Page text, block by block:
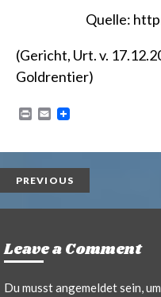
Quelle:
(Gericht, Urt. v.
Goldrentier)
P
n
t
E
i
l
PREVIOUS
Leave a Comment
Du musstangemeldetsein,